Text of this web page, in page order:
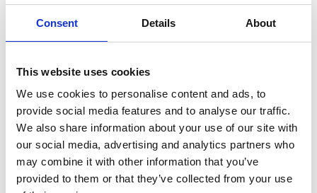
Consent Details About
This website uses cookies
We use cookies to personalise content and ads, to
provide social media features and to analyse our traffic.
We also share information about your use of our site with
our social media, advertising and analytics partners who
may combine it with other information that you’ve
provided to them or that they’ve collected from your use
NL trappsteg, smådjur,
38x24cm
169,00
3 st i lager
129,00 kr
1 st i lager